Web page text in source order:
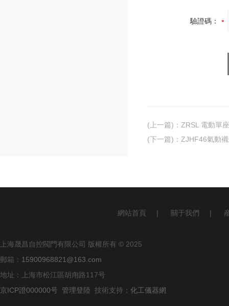
驗證碼：
(上一篇) ： ZRSL 電動單
(下一篇) ： ZJHF46氣動
網站首頁 | 關于我們 |
上海晟昌自控閥門有限公司 版權所有 © 2025
郵箱： 15900968821@163.com
地址：上海市松江區胡甪路117号
京ICP證000000号 管理登陸 技術支持： 化工儀器網